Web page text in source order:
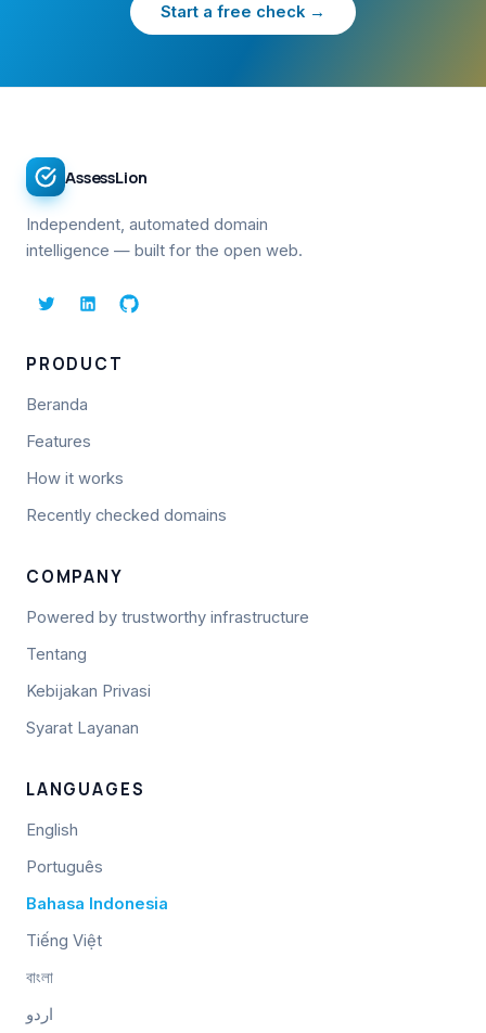
Start a free check →
AssessLion
Independent, automated domain
intelligence — built for the open web.
PRODUCT
Beranda
Features
How it works
Recently checked domains
COMPANY
Powered by trustworthy infrastructure
Tentang
Kebijakan Privasi
Syarat Layanan
LANGUAGES
English
Português
Bahasa Indonesia
Tiếng Việt
বাংলা
اردو